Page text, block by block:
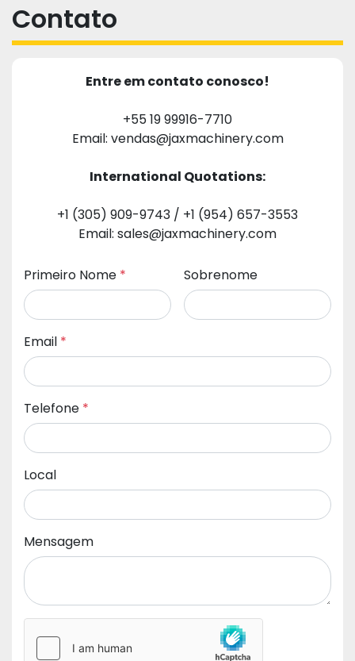
Contato
Entre em contato conosco!
+55 19 99916-7710
Email: vendas@jaxmachinery.com
International Quotations:
+1 (305) 909-9743 / +1 (954) 657-3553
Email: sales@jaxmachinery.com
Primeiro Nome * Sobrenome
Email *
Telefone *
Local
Mensagem